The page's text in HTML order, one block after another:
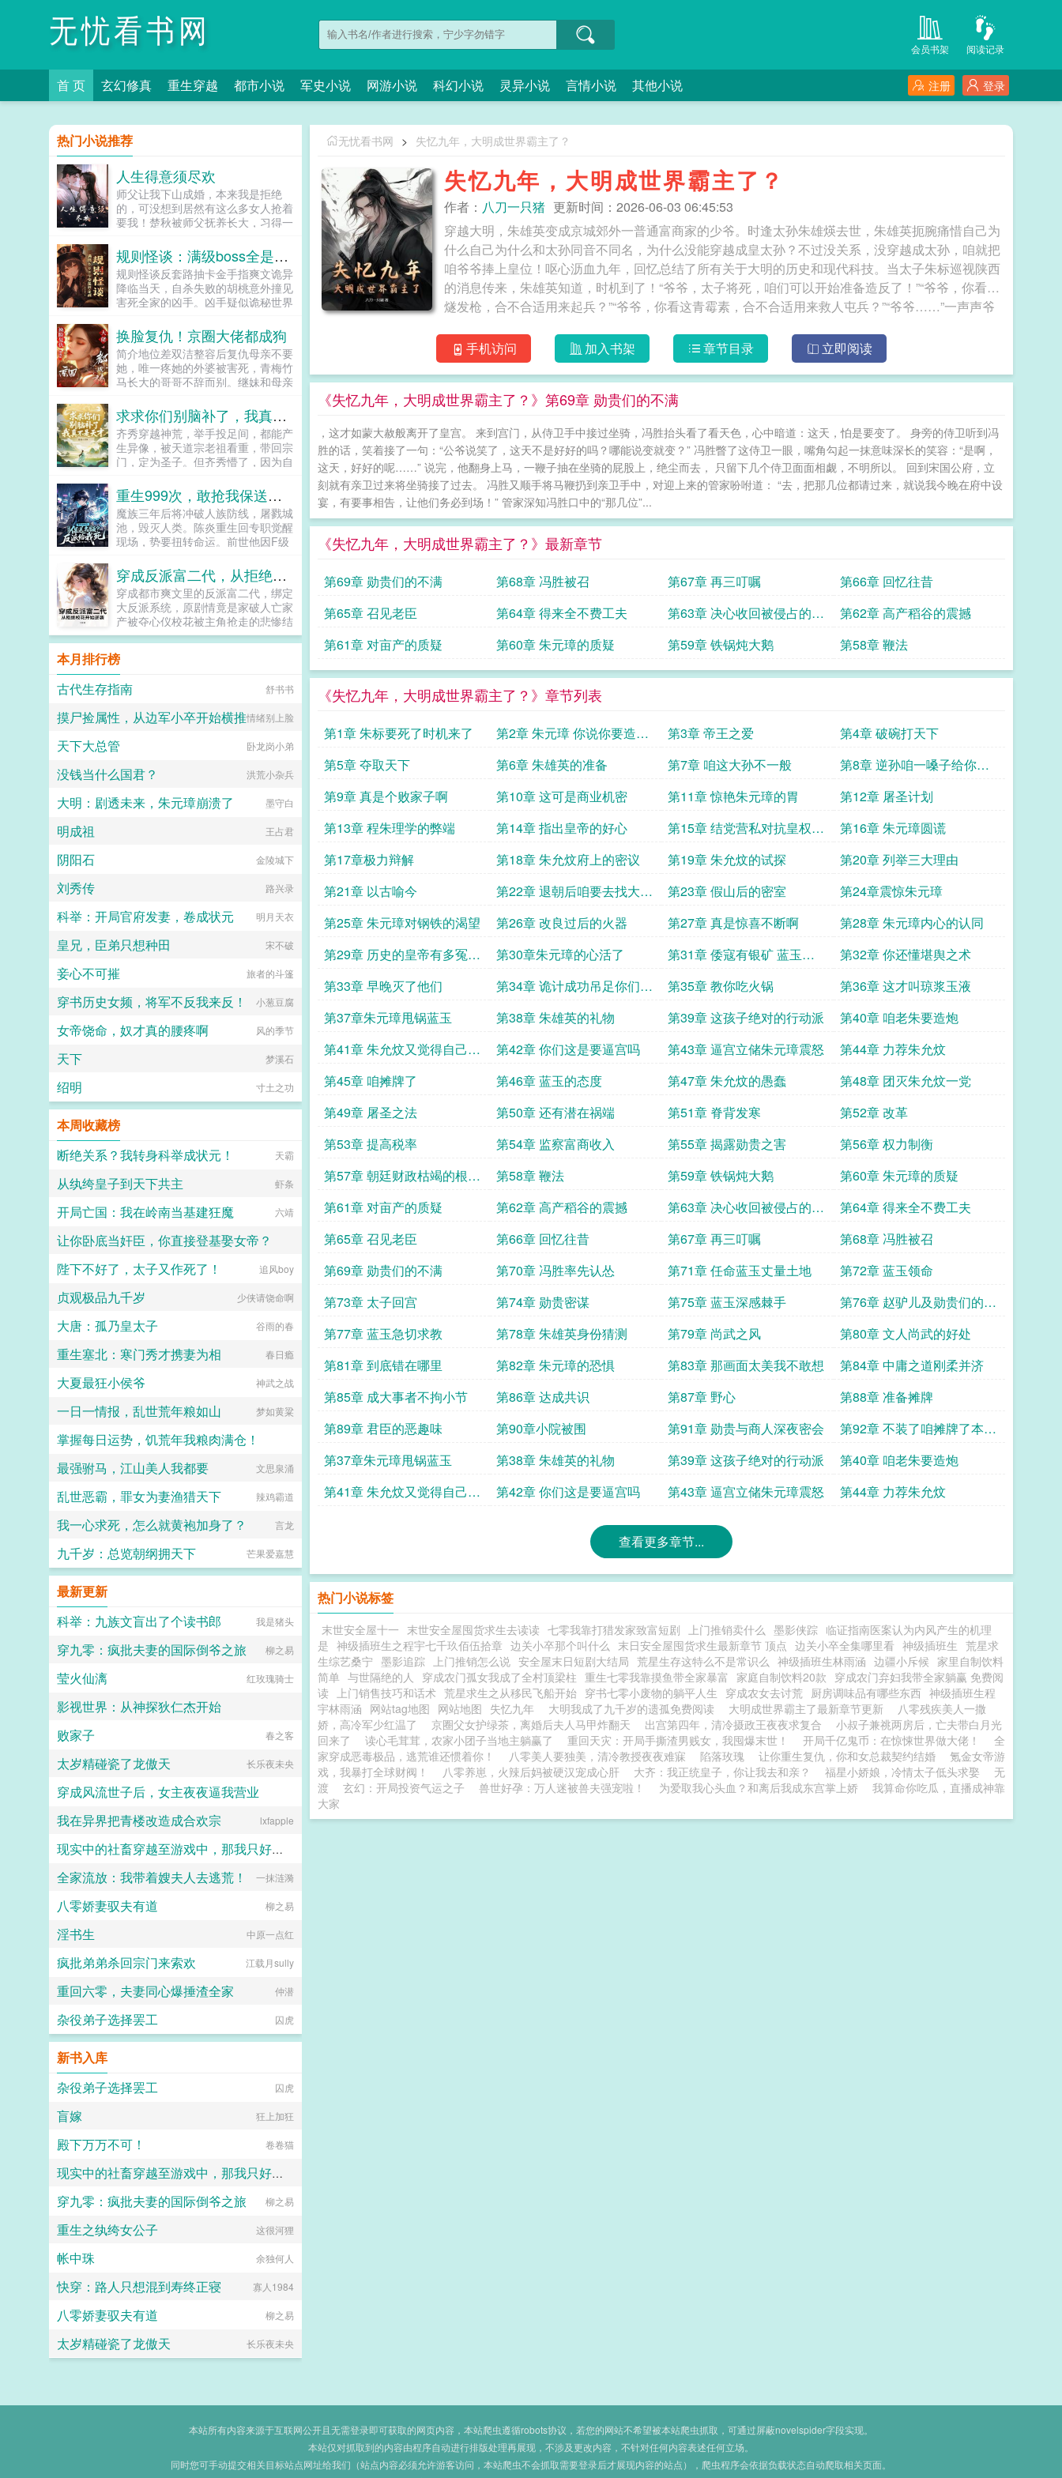
无忧看书网 阅读记录
会员书架
首 页 玄幻修真 重生穿越 都市小说 军史小说 网游小说 科幻小说 灵异小说 言情小说 其他小说 登录
注册
无忧看书网 > 失忆九年，大明成世界霸主了？
失忆九年，大明成世界霸主了？
作者： 八刀一只猪 更新时间：2026-06-03 06:45:53
穿越大明，朱雄英变成京城郊外一普通富商家的少爷。时逢太孙朱雄煐去世，朱雄英扼腕痛惜自己为
什么自己为什么和太孙同音不同名，为什么没能穿越成皇太孙？不过没关系，没穿越成太孙，咱就把
咱爷爷捧上皇位！呕心沥血九年，回忆总结了所有关于大明的历史和现代科技。当太子朱标巡视陕西
的消息传来，朱雄英知道，时机到了！“爷爷，太子将死，咱们可以开始准备造反了！”“爷爷，你看这
燧发枪，合不合适用来起兵？”“爷爷，你看这青霉素，合不合适用来救人屯兵？”“爷爷……”一声声爷
好用你献上的好东西带着大明征服世界！ 失忆九年，大明成世界霸主了？
手机访问 加入书架 章节目录 立即阅读
《失忆九年，大明成世界霸主了？》第69章 勋贵们的不满
，这才如蒙大赦般离开了皇宫。 来到宫门，从侍卫手中接过坐骑，冯胜抬头看了看天色，心中暗道：这天，怕是要变了。 身旁的侍卫听到冯
胜的话，笑着接了一句：“公爷说笑了，这天不是好好的吗？哪能说变就变？” 冯胜瞥了这侍卫一眼，嘴角勾起一抹意味深长的笑容：“是啊，
这天，好好的呢……” 说完，他翻身上马，一鞭子抽在坐骑的屁股上，绝尘而去， 只留下几个侍卫面面相觑，不明所以。 回到宋国公府，立
刻就有亲卫过来将坐骑接了过去。 冯胜又顺手将马鞭扔到亲卫手中，对迎上来的管家吩咐道： “去，把那几位都请过来，就说我今晚在府中设
宴，有要事相告，让他们务必到场！” 管家深知冯胜口中的“那几位”...
《失忆九年，大明成世界霸主了？》最新章节
第69章 勋贵们的不满 第68章 冯胜被召 第67章 再三叮嘱
第66章 回忆往昔
第65章 召见老臣
第64章 得来全不费工夫
第63章 决心收回被侵占的土
地
第62章 高产稻谷的震撼
第61章 对亩产的质疑
第60章 朱元璋的质疑 第59章 铁锅炖大鹅 第58章 鞭法
《失忆九年，大明成世界霸主了？》章节列表
第1章 朱标要死了时机来了
第2章 朱元璋 你说你要造谁
的反
第3章 帝王之爱
第4章 破碗打天下
第5章 夺取天下
第6章 朱雄英的准备 第7章 咱这大孙不一般
第8章 逆孙咱一嗓子给你剁
成肉酱
第9章 真是个败家子啊 第10章 这可是商业机密 第11章 惊艳朱元璋的胃
第12章 屠圣计划
第13章 程朱理学的弊端
第14章 指出皇帝的好心
第15章 结党营私对抗皇权
八股取仕
第16章 朱元璋圆谎
第17章极力辩解
第18章 朱允炆府上的密议 第19章 朱允炆的试探
第20章 列举三大理由
第21章 以古喻今
第22章 退朝后咱要去找大孙
儿
第23章 假山后的密室
第24章震惊朱元璋
第25章 朱元璋对钢铁的渴望
第26章 改良过后的火器 第27章 真是惊喜不断啊
第28章 朱元璋内心的认同
第29章 历史的皇帝有多冤大
头
第30章朱元璋的心活了
第31章 倭寇有银矿 蓝玉再
也按捺不住
第32章 你还懂堪舆之术
第33章 早晚灭了他们
第34章 诡计成功吊足你们胃
口
第35章 教你吃火锅
第36章 这才叫琼浆玉液
第37章朱元璋甩锅蓝玉
第38章 朱雄英的礼物 第39章 这孩子绝对的行动派
第40章 咱老朱要造炮
第41章 朱允炆又觉得自己行
了
第42章 你们这是要逼宫吗 第43章 逼宫立储朱元璋震怒
第44章 力荐朱允炆
第45章 咱摊牌了
第46章 蓝玉的态度 第47章 朱允炆的愚蠢
第48章 团灭朱允炆一党
第49章 屠圣之法
第50章 还有潜在祸端 第51章 脊背发寒
第52章 改革
第53章 提高税率
第54章 监察富商收入 第55章 揭露勋贵之害
第56章 权力制衡
第57章 朝廷财政枯竭的根本
原因
第58章 鞭法 第59章 铁锅炖大鹅
第60章 朱元璋的质疑
第61章 对亩产的质疑
第62章 高产稻谷的震撼
第63章 决心收回被侵占的土
地
第64章 得来全不费工夫
第65章 召见老臣
第66章 回忆往昔 第67章 再三叮嘱
第68章 冯胜被召
第69章 勋贵们的不满
第70章 冯胜率先认怂 第71章 任命蓝玉丈量土地
第72章 蓝玉领命
第73章 太子回宫
第74章 勋贵密谋 第75章 蓝玉深感棘手
第76章 赵驴儿及勋贵们的得
意
第77章 蓝玉急切求教 第78章 朱雄英身份猜测 第79章 尚武之风
第80章 文人尚武的好处
第81章 到底错在哪里
第82章 朱元璋的恐惧 第83章 那画面太美我不敢想
第84章 中庸之道刚柔并济
第85章 成大事者不拘小节
第86章 达成共识 第87章 野心
第88章 准备摊牌
第89章 君臣的恶趣味
第90章小院被围 第91章 勋贵与商人深夜密会
第92章 不装了咱摊牌了本书
完
第37章朱元璋甩锅蓝玉 第38章 朱雄英的礼物 第39章 这孩子绝对的行动派
第40章 咱老朱要造炮
第41章 朱允炆又觉得自己行
第42章 你们这是要逼宫吗 第43章 逼宫立储朱元璋震怒 第44章 力荐朱允炆
查看更多章节...
热门小说标签
末世安全屋十一 末世安全屋囤货求生去读读 七零我靠打猎发家致富短剧 上门推销卖什么 墨影侠踪 临证指南医案认为内风产生的机理
是 神级插班生之程宇七千玖佰伍拾章 边关小卒那个叫什么 末日安全屋囤货求生最新章节 顶点 边关小卒全集哪里看 神级插班生 荒星求
生综艺桑宁 墨影追踪 上门推销怎么说 安全屋末日短剧大结局 荒星生存这特么不是常识么 神级插班生林雨涵 边疆小斥候 家里自制饮料
简单 与世隔绝的人 穿成农门孤女我成了全村顶梁柱 重生七零我靠摸鱼带全家暴富 家庭自制饮料20款 穿成农门弃妇我带全家躺赢 免费阅
读
上门销售技巧和话术 荒星求生之从移民飞船开始 穿书七零小废物的躺平人生 穿成农女去讨荒 厨房调味品有哪些东西 神级插班生程
宇林雨涵 网站tag地图 网站地图 失忆九年 大明我成了九千岁的遗孤免费阅读 大明成世界霸主了最新章节更新
八零残疾美人一撒
娇，高冷军少红温了
京圈父女护绿茶，离婚后夫人马甲炸翻天 出宫第四年，清冷摄政王夜夜求复合
小叔子兼祧两房后，亡夫带白月光
回来了
读心毛茸茸，农家小团子当地主躺赢了 重回天灾：开局手撕渣男贱女，我囤爆末世！ 开局千亿鬼币：在惊悚世界做大佬！
全
家穿成恶毒极品，逃荒谁还惯着你！
八零美人要独美，清冷教授夜夜难寐 陷落玫瑰 让你重生复仇，你和女总裁契约结婚
氪金女帝游
戏，我暴打全球财阀！
八零养崽，火辣后妈被硬汉宠成心肝 大齐：我正统皇子，你让我去和亲？ 福星小娇娘，冷情太子低头求娶
无
渡
玄幻：开局投资气运之子 兽世好孕：万人迷被兽夫强宠啦！ 为爱取我心头血？和离后我成东宫掌上娇
我算命你吃瓜，直播成神靠
大家
热门小说推荐
人生得意须尽欢
师父让我下山成婚，本来我是拒绝
的，可没想到居然有这么多女人抢着
要我！楚秋被师父抚养长大，习得一
能千里杀人于无形。本该开局就无敌
的他。却被出租屋内的美女请客吃夜
宵鲍鱼。楚秋嗯？不对！这鲍鱼被人
下了药！...
规则怪谈：满级boss全是我亲戚
规则怪谈反套路抽卡金手指爽文诡异
降临当天，自杀失败的胡桃意外撞见
害死全家的凶手。凶手疑似诡秘世界
当前，副本开启，新手胡桃发誓要通
关升级缉拿凶手两手抓。谁知刚进入
诡秘世界，胡桃便被玩家集体追杀，
理由是全服冥币排行第一胡桃全能道
具王胡桃诡修卡牌数量王胡桃叮各位
惕转账陷阱，游戏快乐。胡桃既然可
以掠夺，那我不是无敌了！误入女寝
撕头花副本现场，污染蔓延。胡桃一
人10000冥币，不打架再给20000。
了。胡桃去医院路上再做两道题。走
错凶杀案现场，被当成杀人凶手。胡
桃杀一个是杀，全杀了也行。其他玩
家抱头鼠窜之际，胡桃手握医院餐厅
保镖全能八大诡修卡牌纵横副本。凶
去的未婚夫...
换脸复仇！京圈大佬都成狗
简介地位差双洁整容后复仇母亲不要
她，唯一疼她的外婆被害死，青梅竹
马长大的哥哥不辞而别。继妹和母亲
去国外强制疗养三年。她逃出来后直
接开启地狱模式虐狗。后来，继妹唯
她是从，为见她一面断食几天几夜。
亲哥哥自杀谢罪。当红小生为博她一
笑皈依佛门。豪门风流公子跪着求她
惜。京圈太子爷阿兮，你继续玩啊，
玩死我！所有人都说爱她，可她谁都
不爱。当我们坠落，被抛弃，被折
磨，就算是后来被高高托起，真的就
求求你们别脑补了，我真不是天才
齐秀穿越神荒，举手投足间，都能产
生异像，被天道宗老祖看重，带回宗
门，定为圣子。但齐秀懵了，因为自
淬体境都不入？却被整个天道宗，寄
予厚望，甚至为了给他铺路，补天老
祖大限临死前，将四方道统屠了个
遍。齐秀老东西，你死了还要给我拉
仇恨！！！毁了毁了！这时，却激活
具现！炼丹至尊此等天赋，拿来练
武，简直就是浪费！你若学炼丹一
道，百年之内，必成丹圣！阵道至尊
炼丹能自保？此等天赋，理应修行阵
法，最多五十年！必成阵道大圣！百
年之后，齐秀各个大道都已证道，却
还在为了筑基而努力！求求你们别脑
补了！我真不是天才！...
重生999次，敢抢我保送名额？反派给我死
魔族三年后将冲破人族防线，屠戮城
池，毁灭人类。陈炎重生回专职觉醒
现场，势要扭转命运。前世他因F级
醒了SSS级神匠锻造师职业，但却被
权贵慕容家三少爷慕容澜，顶替保送
名额。不过陈炎凭借SSS级神匠锻造
师职业，拥有了强大的力量，抢我保
送名额又如何？我照样组建神装大
军，逆天改命！锻造师强化或者锻造
装备有破碎的概率？不好意思，在我
神匠锻造师面前，百分百锻造成功！
锻造师只能依附强者，到副本秘境中
蹭经验？开玩笑！掉落共享天赋技能
了解一下，十倍二十倍百倍经验材
料，助我成神！武器装备太LOW？
不要紧！见过几十条神匠级词条的武
器吗？一把剑，可斩龙！一把锤，可
震天！三年后魔族大军降临。魔王我
靠！斩魔神剑人手一把？裂空神枪成
堆成堆的扔？老子还跟你打个屁
啊！...
穿成反派富二代，从拒绝校花开始逆袭
穿成都市爽文里的反派富二代，绑定
大反派系统，原剧情竟是家破人亡家
产被夺心仪校花被主角抢走的悲惨结
局？王昊燃绝不可能！觉醒系统后，
他果断拒绝当主角的打脸工具人，先
甩脱舔狗人设澄清校花绯闻，再调教
蠢萌小弟改变剧情，靠着先知先觉掠
夺主角机缘。主角有透视异能？他靠
救美？他提前截胡拉满女主好感。从
美人，一路逆转宿命，活成真正的人
本月排行榜
古代生存指南
舒书书
摸尸捡属性，从边军小卒开始横推情绪别上脸
天下大总管 卧龙岗小弟
没钱当什么国君？ 洪荒小杂兵
大明：剧透未来，朱元璋崩溃了 墨守白
明成祖 王占君
阴阳石 金陵城下
刘秀传 路兴录
科举：开局官府发妻，卷成状元 明月天衣
皇兄，臣弟只想种田 宋不破
妾心不可摧 旅者的斗篷
穿书历史女频，将军不反我来反！ 小葱豆腐
女帝饶命，奴才真的腰疼啊 风的季节
天下 梦溪石
绍明 寸土之功
本周收藏榜
断绝关系？我转身科举成状元！
天霸
从纨绔皇子到天下共主 虾条
开局亡国：我在岭南当基建狂魔 六靖
让你卧底当奸臣，你直接登基娶女帝？
家有十猫
陛下不好了，太子又作死了！ 追风boy
贞观极品九千岁 少侠请饶命啊
大唐：孤乃皇太子 谷雨的春
重生塞北：寒门秀才携妻为相 春日瘾
大夏最狂小侯爷 神武之战
一日一情报，乱世荒年粮如山 梦如黄粱
掌握每日运势，饥荒年我粮肉满仓！
又高又可
最强驸马，江山美人我都要 文思泉涌
乱世恶霸，罪女为妻渔猎天下 辣鸡霸道
我一心求死，怎么就黄袍加身了？ 言龙
九千岁：总览朝纲拥天下 芒果爱嘉慧
最新更新
科举：九族文盲出了个读书郎
我是猪头
穿九零：疯批夫妻的国际倒爷之旅 柳之易
莹火仙漓 红玫瑰骑士
影视世界：从神探狄仁杰开始
爱吃香菜的丑丑鱼
败家子 春之客
太岁精碰瓷了龙傲天 长乐夜未央
穿成风流世子后，女主夜夜逼我营业
键盘练习生
我在异界把青楼改造成合欢宗 lxfapple
现实中的社畜穿越至游戏中，那我只好享受游戏了!
单宅说书
全家流放：我带着嫂夫人去逃荒！ 一抹涟漪
八零娇妻驭夫有道 柳之易
淫书生 中原一点红
疯批弟弟杀回宗门来索欢 江载月sully
重回六零，夫妻同心爆捶渣全家 仲潜
杂役弟子选择罢工 囚虎
新书入库
杂役弟子选择罢工
囚虎
盲嫁 狂上加狂
殿下万万不可！ 卷卷猫
现实中的社畜穿越至游戏中，那我只好享受游戏了!
单宅说书
穿九零：疯批夫妻的国际倒爷之旅 柳之易
重生之纨绔女公子 这很河狸
帐中珠 余独何人
快穿：路人只想混到寿终正寝 寡人1984
八零娇妻驭夫有道 柳之易
太岁精碰瓷了龙傲天 长乐夜未央
本站所有内容来源于互联网公开且无需登录即可获取的网页内容，本站爬虫遵循robots协议，若您的网站不希望被本站爬虫抓取，可通过屏蔽novelspider字段实现。
本站仅对抓取到的内容由程序自动进行排版处理再展现，不涉及更改内容，不针对任何内容表述任何立场。
同时您可手动提交相关目标站点网址给我们（站点内容必须允许游客访问，本站爬虫不会抓取需要登录后才展现内容的站点），爬虫程序会依据负载状态自动爬取相关页面。